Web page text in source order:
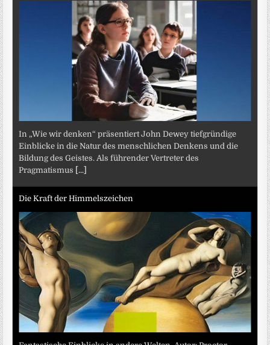
In „Wie wir denken“ präsentiert John Dewey tiefgründige
Einblicke in die Natur des menschlichen Denkens und die
Bildung des Geistes. Als führender Vertreter des
Pragmatismus [...]
Die Kraft der Himmelszeichen